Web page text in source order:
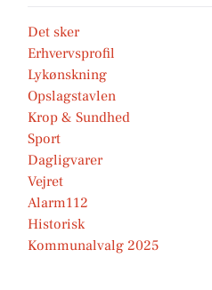
Det sker
Erhvervsprofil
Lykønskning
Opslagstavlen
Krop & Sundhed
Sport
Dagligvarer
Vejret
Alarm112
Historisk
Kommunalvalg 2025